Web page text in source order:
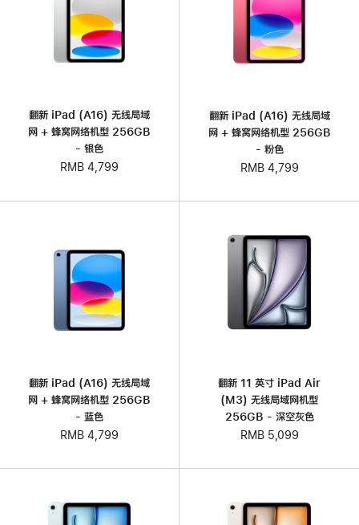
翻新 iPad (A16) 无线局域
网 + 蜂窝网络机型 256GB
- 银色
RMB 4,799
翻新 iPad (A16) 无线局域
网 + 蜂窝网络机型 256GB
- 粉色
RMB 4,799
翻新 iPad (A16) 无线局域
网 + 蜂窝网络机型 256GB
- 蓝色
RMB 4,799
翻新 11 英寸 iPad Air
(M3) 无线局域网机型
256GB - 深空灰色
RMB 5,099